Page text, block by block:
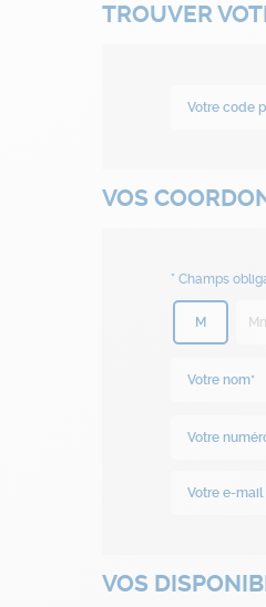
TROUVER
VOS
M
VOS